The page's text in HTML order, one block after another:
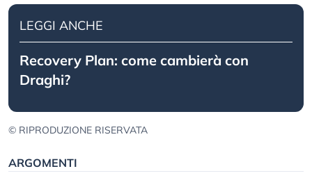
LEGGI ANCHE
Recovery Plan: come cambierà con
Draghi?
© RIPRODUZIONE RISERVATA
ARGOMENTI